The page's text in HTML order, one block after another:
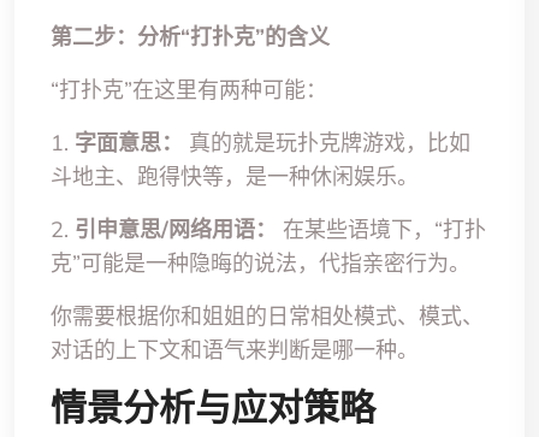
第二步：分析“打扑克”的含义
“打扑克”在这里有两种可能：
1. 字面意思：
真的就是玩扑克牌游戏，比如
斗地主、跑得快等，是一种休闲娱乐。
2. 引申意思/网络用语：
在某些语境下，“打扑
克”可能是一种隐晦的说法，代指亲密行为。
你需要根据你和姐姐的日常相处模式、模式、
对话的上下文和语气来判断是哪一种。
情景分析与应对策略